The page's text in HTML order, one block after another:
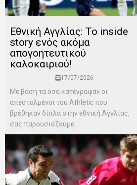
Εθνική Αγγλίας: Το inside
story ενός ακόμα
απογοητευτικού
καλοκαιριού!
17/07/2026
Mε βάση τα όσα κατέγραψαν οι
απεσταλμένοι του Αthletic που
βρέθηκαν δίπλα στην εθνική Αγγλίας,
σας παρουσιάζουμε...